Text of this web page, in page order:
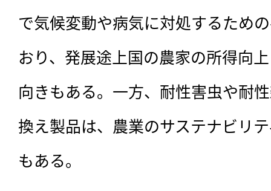
で気候変動や病気に対処するため
おり、発展途上国の農家の所得向
向きもある。一方、耐性害虫や耐
換え製品は、農業のサステナビリ
もある。